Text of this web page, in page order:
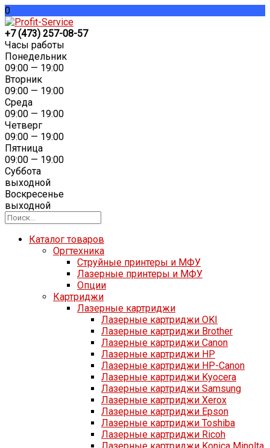
0
+7 (473) 257-08-57
Часы работы
Понедельник
09:00 — 19:00
Вторник
09:00 — 19:00
Среда
09:00 — 19:00
Четверг
09:00 — 19:00
Пятница
09:00 — 19:00
Суббота
выходной
Воскресенье
выходной
Каталог товаров
Оргтехника
Струйные принтеры и МФУ
Лазерные принтеры и МФУ
Опции
Картриджи
Лазерные картриджи
Лазерные картриджи OKI
Лазерные картриджи Brother
Лазерные картриджи Canon
Лазерные картриджи HP
Лазерные картриджи HP-Canon
Лазерные картриджи Kyocera
Лазерные картриджи Samsung
Лазерные картриджи Xerox
Лазерные картриджи Epson
Лазерные картриджи Toshiba
Лазерные картриджи Ricoh